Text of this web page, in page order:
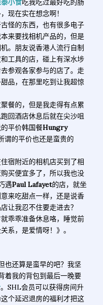
小食吃我吃过最好吃的肠
现在实在想念啊！
怪的东西，也有很多电子
来要找相机产品的，但是
。朋友说香港人流行自制
工具的店，碰上有深水埗
参观各家参与的店了。走
品，在那里吃到让我超惊
餐的，但是我走得有点累
回酒店休息后就在尖沙咀
平价韩国餐Hungry
谓的平价也还是蛮贵的
宿附近的相机店买到了相
买便宜多了，所以我也没
遇Paul Lafayet的店，就坐
来吃甜点一样，还是说香
让我忍不住要走进去？
乖乖准备休息咯，睡觉前
系，是爱情呀！》。
也还算是蛮早的吧？我坚
着我的背包到最后一晚要
。SHL会员可以获得房间升
个延迟退房的福利才把这